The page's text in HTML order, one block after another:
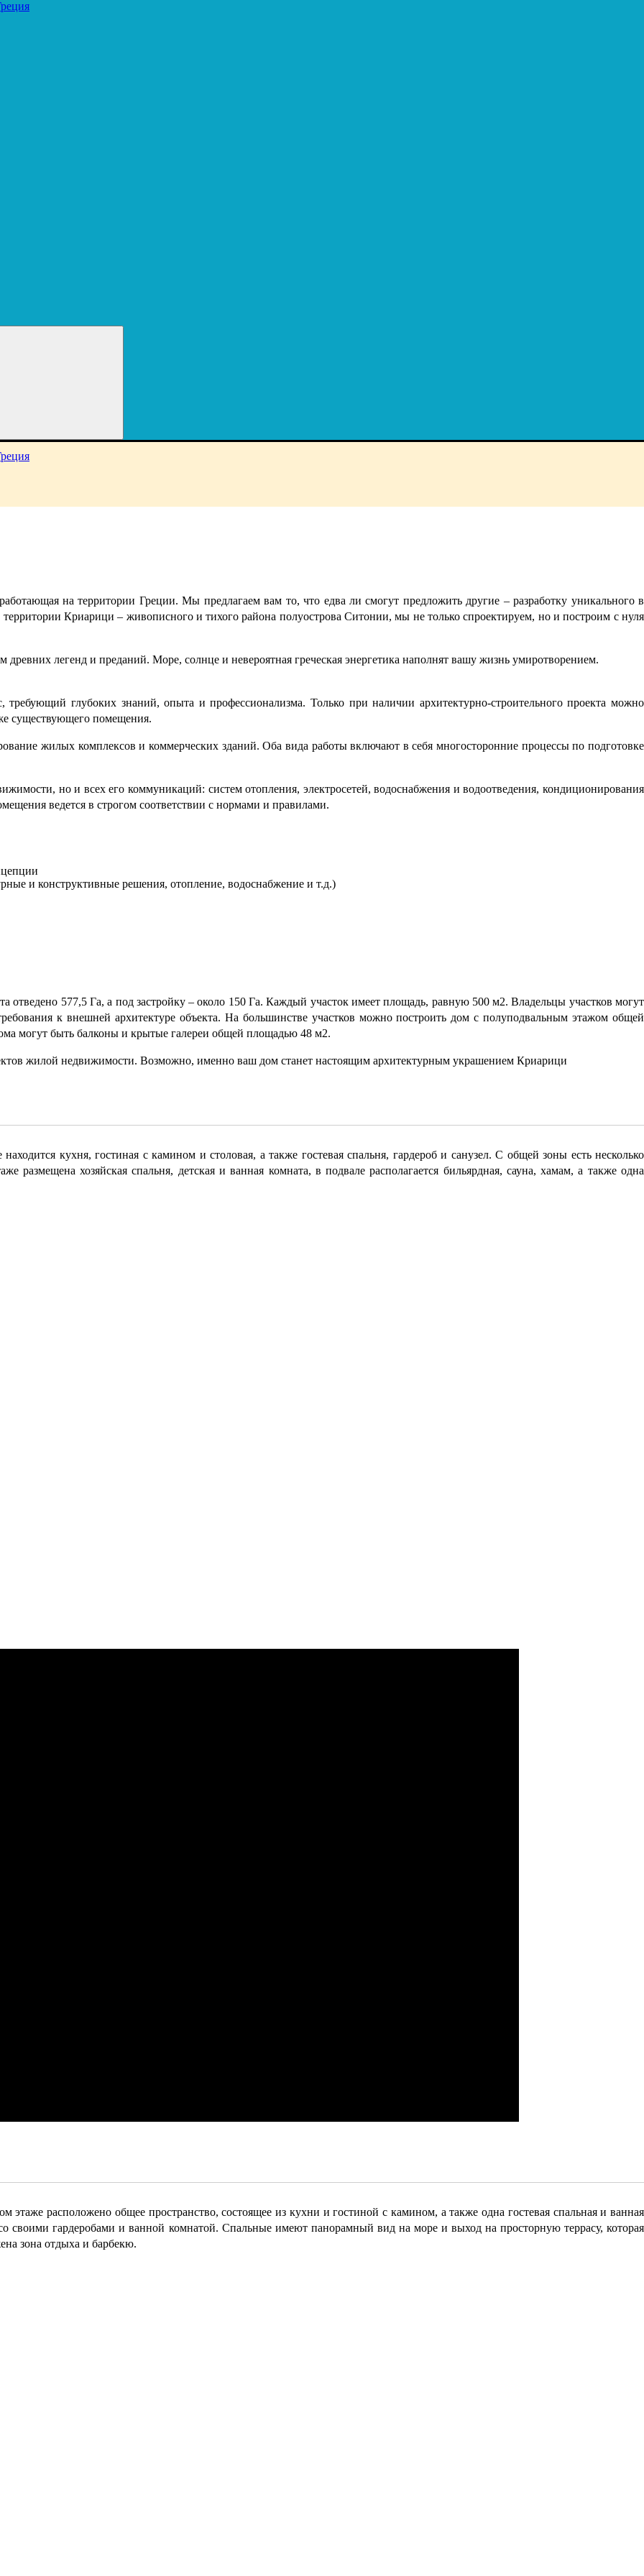
на территории Греции. Мы предлагаем вам то, что едва ли смогут предложить другие – разработку уникального в
Криарици – живописного и тихого района полуострова Ситонии, мы не только спроектируем, но и построим с нуля
легенд и преданий. Море, солнце и невероятная греческая энергетика наполнят вашу жизнь умиротворением.
глубоких знаний, опыта и профессионализма. Только при наличии архитектурно-строительного проекта можно
существующего помещения.
жилых комплексов и коммерческих зданий. Оба вида работы включают в себя многосторонние процессы по подготовке
но и всех его коммуникаций: систем отопления, электросетей, водоснабжения и водоотведения, кондиционирования
ведется в строгом соответствии с нормами и правилами.
и конструктивные решения, отопление, водоснабжение и т.д.)
577,5 Га, а под застройку – около 150 Га. Каждый участок имеет площадь, равную 500 м2. Владельцы участков могут
к внешней архитектуре объекта. На большинстве участков можно построить дом с полуподвальным этажом общей
могут быть балконы и крытые галереи общей площадью 48 м2.
жилой недвижимости. Возможно, именно ваш дом станет настоящим архитектурным украшением Криарици
кухня, гостиная с камином и столовая, а также гостевая спальня, гардероб и санузел. С общей зоны есть несколько
хозяйская спальня, детская и ванная комната, в подвале располагается бильярдная, сауна, хамам, а также одна
расположено общее пространство, состоящее из кухни и гостиной с камином, а также одна гостевая спальная и ванная
своими гардеробами и ванной комнатой. Спальные имеют панорамный вид на море и выход на просторную террасу, которая
зона отдыха и барбекю.